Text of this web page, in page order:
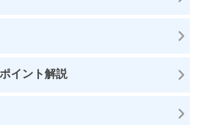
イント解説